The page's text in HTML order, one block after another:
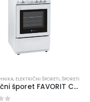
, ELEKTRIČNI ŠPORETI,ŠPORETI
Električni šporet FAVORIT CC 500 WWF